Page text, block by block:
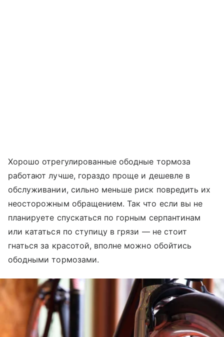
Хорошо отрегулированные ободные тормоза
работают лучше, гораздо проще и дешевле в
обслуживании, сильно меньше риск повредить их
неосторожным обращением. Так что если вы не
планируете спускаться по горным серпантинам
или кататься по ступицу в грязи — не стоит
гнаться за красотой, вполне можно обойтись
ободными тормозами.